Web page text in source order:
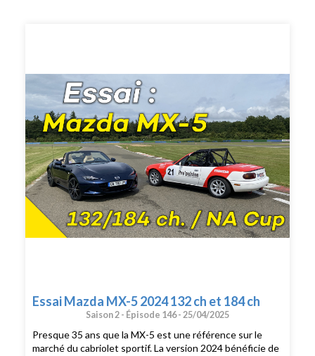
Essai Mazda MX-5 2024 132 ch et 184 ch
Saison 2 - Épisode 146 - 25/04/2025
Presque 35 ans que la MX-5 est une référence sur le
marché du cabriolet sportif. La version 2024 bénéficie de